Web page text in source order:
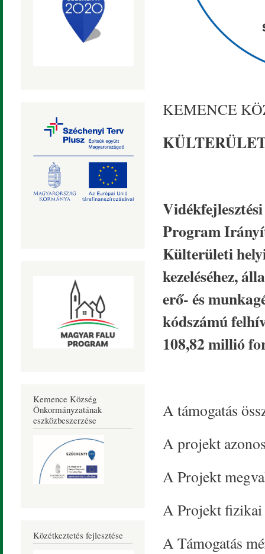
Kemence Község
Önkormányzatának
eszközbeszerzése
Közétkeztetés fejlesztése
KEMENCE
Program
Külterületi
kezeléséhez,
erő- és
kódszámú
108,82 millió
A támogatás
A projekt
A Projekt
A Projekt fizikai
A Támogatás